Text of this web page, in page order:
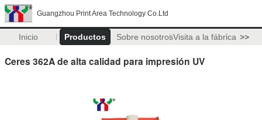
Guangzhou Print Area Technology Co.Ltd
Inicio Productos Sobre nosotrosVisita a la fábrica >>
Ceres 362A de alta calidad para impresión UV